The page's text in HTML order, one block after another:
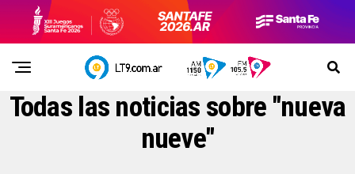
Todas las noticias sobre "nueva
nueve"